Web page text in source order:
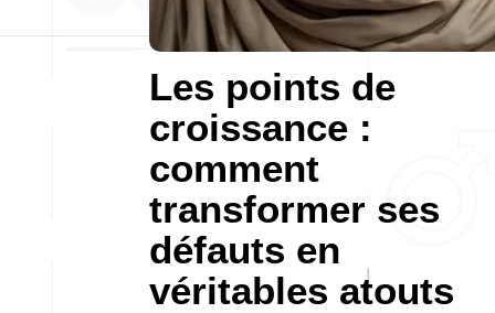
Les points de
croissance :
comment
transformer ses
défauts en
véritables atouts